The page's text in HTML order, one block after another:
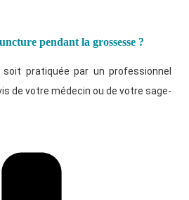
pendant la grossesse ?
soit pratiquée par un professionnel
de votre médecin ou de votre sage-